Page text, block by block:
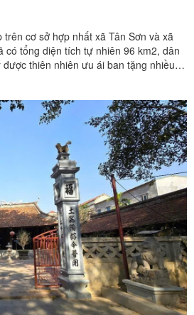
cơ sở hợp nhất xã Tân Sơn và xã
có tổng diện tích tự nhiên 96 km2, dân
thiên nhiên ưu ái ban tặng nhiều